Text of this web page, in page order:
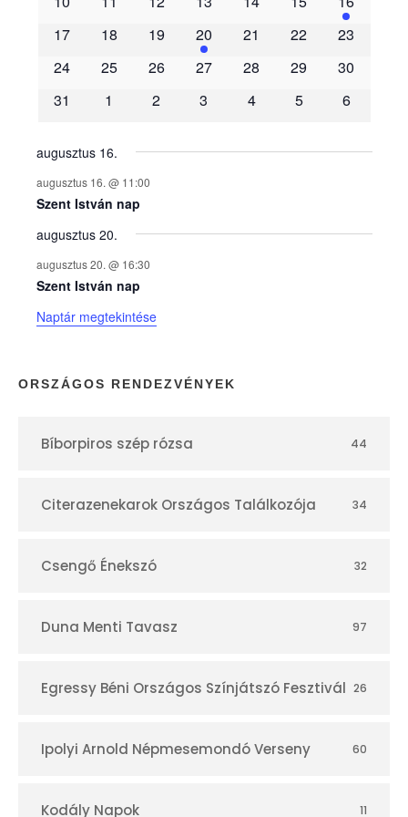
m
é
n
y
e
k
n
a
p
r
17
18 19 20 21 22
23
24
25 26 27 28 29
30
31
1 2 3 4 5 6
augusztus 16.
augusztus 16. @ 11:00
Szent István nap
augusztus 20.
augusztus 20. @ 16:30
Szent István nap
Naptár megtekintése
ORSZÁGOS RENDEZVÉNYEK
Bíborpiros szép rózsa 44
Citerazenekarok Országos Találkozója 34
Csengő Énekszó 32
Duna Menti Tavasz 97
Egressy Béni Országos Színjátszó Fesztivál 26
Ipolyi Arnold Népmesemondó Verseny 60
Kodály Napok 11